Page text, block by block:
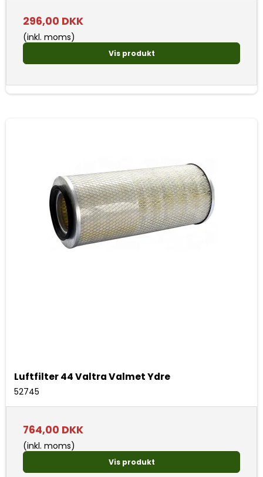
296,00 DKK
(inkl. moms)
Vis produkt
Luftfilter 44 Valtra Valmet Ydre
52745
764,00 DKK
(inkl. moms)
Vis produkt